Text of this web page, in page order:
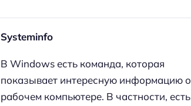
Systeminfo
В Windows есть команда, которая
показывает интересную информацию о
рабочем компьютере. В частности, есть